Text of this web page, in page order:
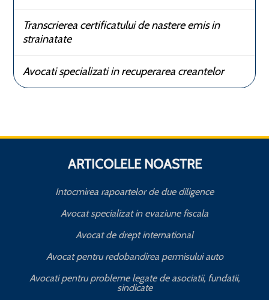
Transcrierea certificatului de nastere emis in
strainatate
Avocati specializati in recuperarea creantelor
ARTICOLELE NOASTRE
Intocmirea rapoartelor de due diligence
Avocat specializat in evaziune fiscala
Avocat de drept international
Avocat pentru redobandirea permisului auto
Avocati pentru probleme legate de asociatii, fundatii,
sindicate